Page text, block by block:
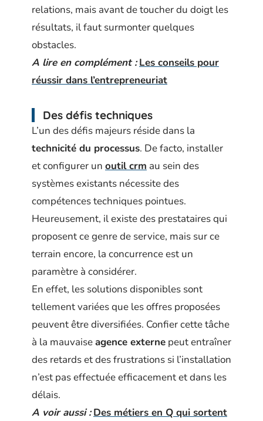
relations, mais avant de toucher du doigt les
résultats, il faut surmonter quelques
obstacles.
A lire en complément : Les conseils pour
réussir dans l’entrepreneuriat
Des défis techniques
L’un des défis majeurs réside dans la
technicité du processus. De facto, installer
et configurer un outil crm au sein des
systèmes existants nécessite des
compétences techniques pointues.
Heureusement, il existe des prestataires qui
proposent ce genre de service, mais sur ce
terrain encore, la concurrence est un
paramètre à considérer.
En effet, les solutions disponibles sont
tellement variées que les offres proposées
peuvent être diversifiées. Confier cette tâche
à la mauvaiseagence externe peut entraîner
des retards et des frustrations si l’installation
n’est pas effectuée efficacement et dans les
délais.
A voir aussi : Des métiers en Q qui sortent